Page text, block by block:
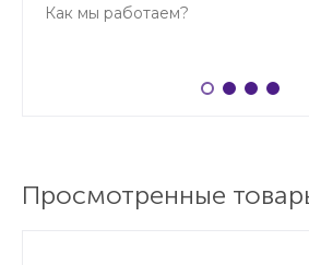
Как мы работаем?
Просмотренные